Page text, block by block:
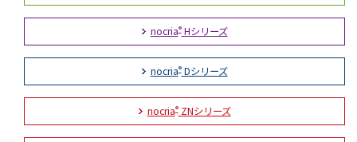
nocria®Hシリーズ
nocria®Dシリーズ
nocria®ZNシリーズ